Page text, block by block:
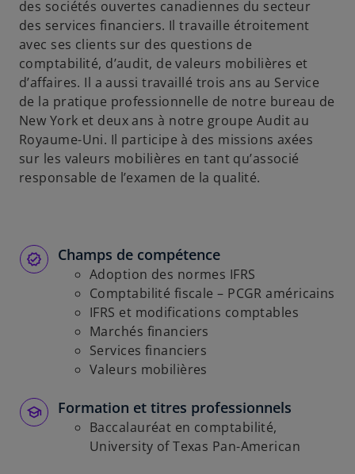
des sociétés ouvertes canadiennes du secteur
des services financiers. Il travaille étroitement
avec ses clients sur des questions de
comptabilité, d’audit, de valeurs mobilières et
d’affaires. Il a aussi travaillé trois ans au Service
de la pratique professionnelle de notre bureau de
New York et deux ans à notre groupe Audit au
Royaume-Uni. Il participe à des missions axées
sur les valeurs mobilières en tant qu’associé
responsable de l’examen de la qualité.
Champs de compétence
Adoption des normes IFRS
Comptabilité fiscale – PCGR américains
IFRS et modifications comptables
Marchés financiers
Services financiers
Valeurs mobilières
Formation et titres professionnels
Baccalauréat en comptabilité,
University of Texas Pan-American